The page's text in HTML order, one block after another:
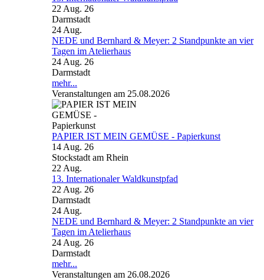
22 Aug. 26
Darmstadt
24 Aug.
NEDE und Bernhard & Meyer: 2 Standpunkte an vier
Tagen im Atelierhaus
24 Aug. 26
Darmstadt
mehr...
Veranstaltungen am 25.08.2026
PAPIER IST MEIN GEMÜSE - Papierkunst
14 Aug. 26
Stockstadt am Rhein
22 Aug.
13. Internationaler Waldkunstpfad
22 Aug. 26
Darmstadt
24 Aug.
NEDE und Bernhard & Meyer: 2 Standpunkte an vier
Tagen im Atelierhaus
24 Aug. 26
Darmstadt
mehr...
Veranstaltungen am 26.08.2026